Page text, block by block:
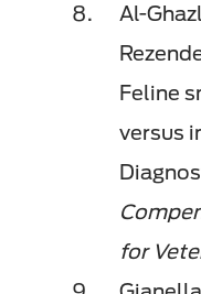
Al-
Feline
versus
for